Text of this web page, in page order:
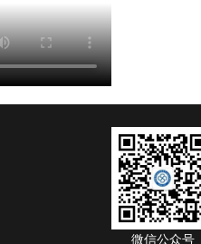
微信公众号